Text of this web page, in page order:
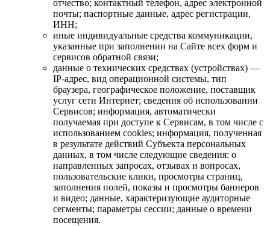
отчество; контактный телефон, адрес электронной
почты; паспортные данные, адрес регистрации,
ИНН;
иные индивидуальные средства коммуникации,
указанные при заполнении на Сайте всех форм и
сервисов обратной связи;
данные о технических средствах (устройствах) —
IP-адрес, вид операционной системы, тип
браузера, географическое положение, поставщик
услуг сети Интернет; сведения об использовании
Сервисов; информация, автоматически
получаемая при доступе к Сервисам, в том числе с
использованием cookies; информация, полученная
в результате действий Субъекта персональных
данных, в том числе следующие сведения: о
направленных запросах, отзывах и вопросах,
пользовательские клики, просмотры страниц,
заполнения полей, показы и просмотры баннеров
и видео; данные, характеризующие аудиторные
сегменты; параметры сессии; данные о времени
посещения.